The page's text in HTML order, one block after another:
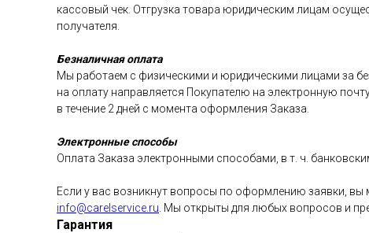
кассовый чек. Отгрузка товара юридическим лицам
получателя.
Безналичная оплата
Мы работаем с физическими и юридическими лицами за
на оплату направляется Покупателю на электронную
в течение 2 дней с момента оформления Заказа.
Электронные способы
Оплата Заказа электронными способами, в т. ч.
Если у вас возникнут вопросы по оформлению заявки, вы
info@carelservice.ru . Мы открыты для любых вопросов и
Гарантия